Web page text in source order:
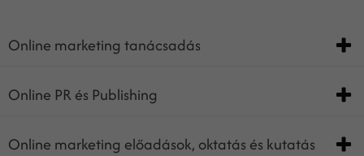
Online marketing tanácsadás
Online PR és Publishing
Online marketing előadások, oktatás és kutatás